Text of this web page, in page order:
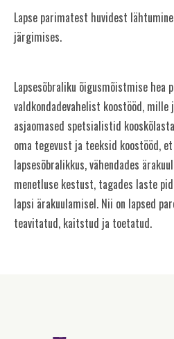
Lapse parimatest huvidest
järgimises.
Lapsesõbraliku õigusmõistmise hea
valdkondadevahelist koostööd, mille
asjaomased spetsialistid
oma tegevust ja teeksid koostööd,
lapsesõbralikkus, vähendades
menetluse kestust, tagades laste
lapsi ärakuulamisel. Nii on lapsed
teavitatud, kaitstud ja toetatud.